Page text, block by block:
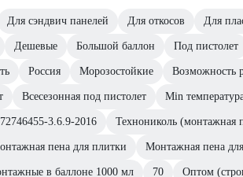
Для сэндвич панелей Для откосов Для
Дешевые Большой баллон Под пистолет
Россия Морозостойкие Возможность
Всесезонная под пистолет Min
3.6.9-2016 Технониколь (монтажная
пена для плитки Монтажная пена
в баллоне 1000 мл 70 Оптом